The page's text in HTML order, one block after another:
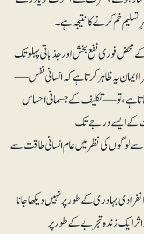
خم کرنے کا نتیجہ ہے۔
محض فوری نفع بخش اور جذباتی پہلو تک
یہ ظاہر کرتا ہے کہ انسانی نفس —
ہے، تو —تکلیف کے جسمانی احساس
کے ایسے درجے تک
لوگوں کی نظر میں عام انسانی طاقت سے
بہادری کے طور پر نہیں دیکھا جانا
ایک زندہ تجربے کے طور پر